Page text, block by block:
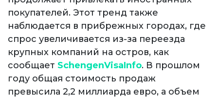
покупателей. Этот тренд также
наблюдается в прибрежных городах, где
спрос увеличивается из-за переезда
крупных компаний на остров, как
сообщает SchengenVisaInfo. В прошлом
году общая стоимость продаж
превысила 2,2 миллиарда евро, а объем